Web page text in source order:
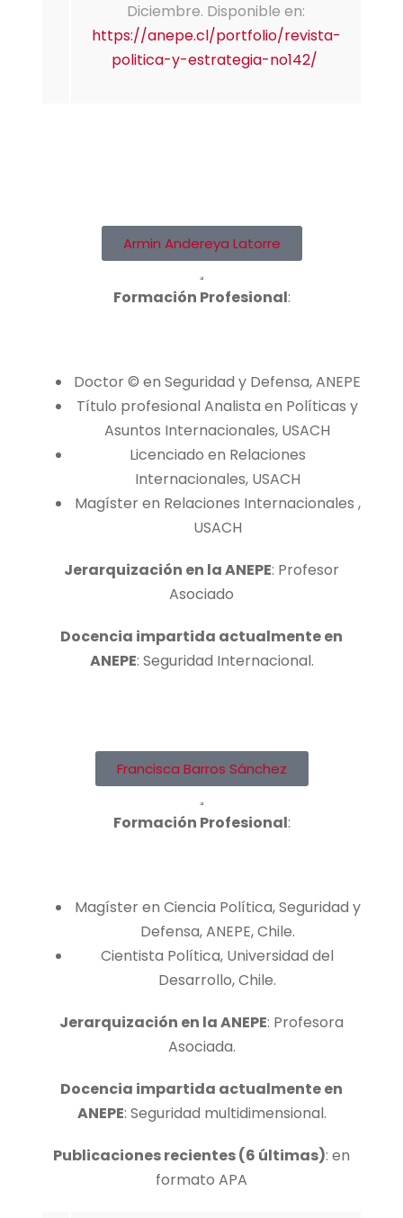
Diciembre. Disponible en:
https://anepe.cl/portfolio/revista-
politica-y-estrategia-no142/
Armin Andereya Latorre
Formación Profesional:
Doctor © en Seguridad y Defensa, ANEPE
Título profesional Analista en Políticas y
Asuntos Internacionales, USACH
Licenciado en Relaciones
Internacionales, USACH
Magíster en Relaciones Internacionales ,
USACH
Jerarquización en la ANEPE: Profesor
Asociado
Docencia impartida actualmente en
ANEPE: Seguridad Internacional.
Francisca Barros Sánchez
Formación Profesional:
Magíster en Ciencia Política, Seguridad y
Defensa, ANEPE, Chile.
Cientista Política, Universidad del
Desarrollo, Chile.
Jerarquización en la ANEPE: Profesora
Asociada.
Docencia impartida actualmente en
ANEPE: Seguridad multidimensional.
Publicaciones recientes (6 últimas): en
formato APA